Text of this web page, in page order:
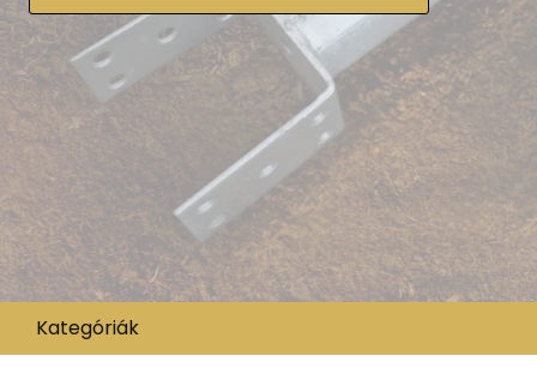
Kategóriák